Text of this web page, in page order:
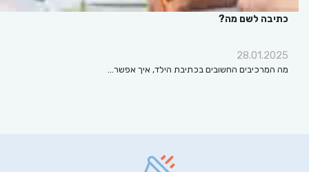
כתיבה לשם מה?
28.01.2025
מה המרכיבים החשובים בכתיבת הילד, איך אפשר…